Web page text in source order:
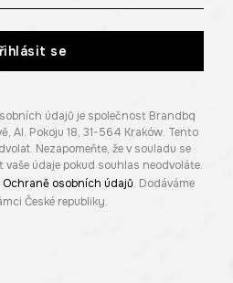
se
údajů je společnost Brandbq
Al. Pokoju 18, 31-564 Kraków. Tento
Nezapomeňte, že v souladu se
vaše údaje pokud souhlas neodvoláte.
Ochraně osobních údajů. Dodáváme
České republiky.